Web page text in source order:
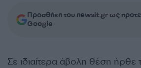
Προσθήκη του newsit.gr ως
Google
Σε ιδιαίτερα άβολη θέση ήρθε